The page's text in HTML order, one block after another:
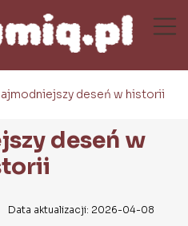
deseń w historii
deseń w
Data aktualizacji: 2026-04-08